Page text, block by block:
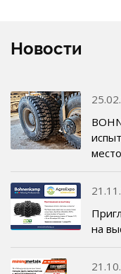
Новости
на